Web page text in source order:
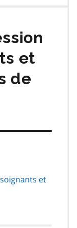
et
de
et